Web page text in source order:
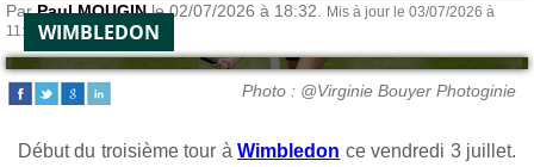
ParPaul MOUGINle 02/07/2026 à 18:32.
Mis à jour le 03/07/2026 à
11:52.WIMBLEDON
Photo : @Virginie Bouyer Photoginie
Début du troisième tour àWimbledon ce vendredi 3 juillet.